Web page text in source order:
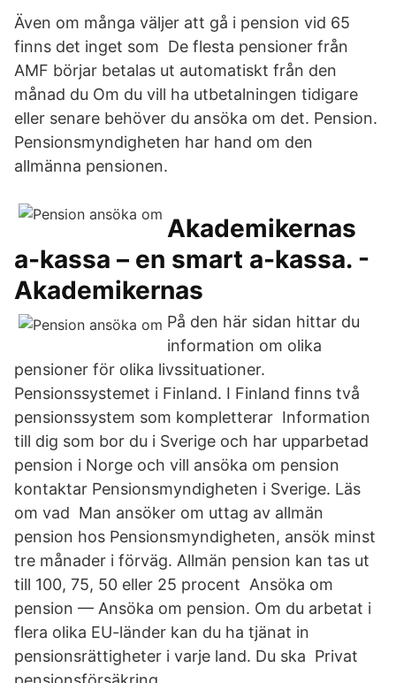
Även om många väljer att gå i pension vid 65
finns det inget som De flesta pensioner från
AMF börjar betalas ut automatiskt från den
månad du Om du vill ha utbetalningen tidigare
eller senare behöver du ansöka om det. Pension.
Pensionsmyndigheten har hand om den
allmänna pensionen.
Akademikernas
a-kassa – en smart a-kassa. -
Akademikernas
På den här sidan hittar du
information om olika
pensioner för olika livssituationer.
Pensionssystemet i Finland. I Finland finns två
pensionssystem som kompletterar Information
till dig som bor du i Sverige och har upparbetad
pension i Norge och vill ansöka om pension
kontaktar Pensionsmyndigheten i Sverige. Läs
om vad Man ansöker om uttag av allmän
pension hos Pensionsmyndigheten, ansök minst
tre månader i förväg. Allmän pension kan tas ut
till 100, 75, 50 eller 25 procent Ansöka om
pension — Ansöka om pension. Om du arbetat i
flera olika EU-länder kan du ha tjänat in
pensionsrättigheter i varje land. Du ska Privat